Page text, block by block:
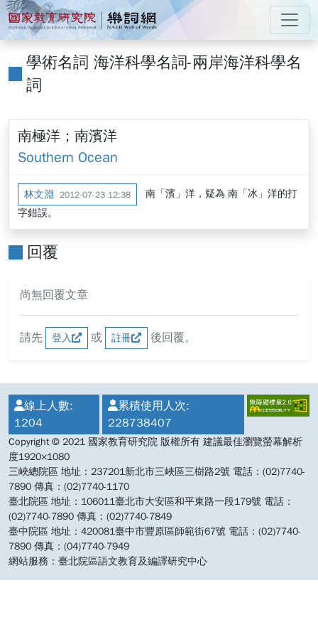
跳到主要內容
:::
國家教育研究院 樂詞網
學術名詞 海洋科學名詞-兩岸海洋科學名
詞
南極洋；南濱洋
Southern Ocean
林文淵 2012-07-23 12:38
南「濱」洋，疑為 南「冰」洋的打
字錯誤。
回覆
尚無回覆文章
請先 登入 或 註冊 後回覆。
線上人數:
1204
累積使用人次:
228738407
Copyright © 2021 國家教育研究院 版權所有 建議最佳瀏覽螢幕解析
度1920×1080
三峽總院區 地址：237201新北市三峽區三樹路2號 電話：(02)7740-
7890 傳真：(02)7740-1170
臺北院區 地址：106011臺北市大安區和平東路一段179號 電話：
(02)7740-7890 傳真：(02)7740-7849
臺中院區 地址：420081臺中市豐原區師範街67號 電話：(02)7740-
7890 傳真：(04)7740-7949
網站服務：臺北院區語文教育及編譯研究中心